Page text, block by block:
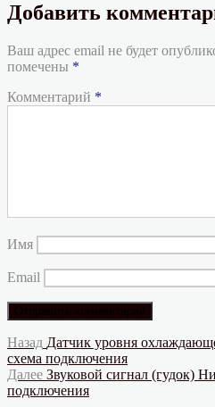
Добавить
Ваш адрес email не будет
помечены *
Комментарий *
Имя
Email
Навигация
по
записям
Назад Предыдущая
запись:
Датчик уровня
схема подключения
Далее Следующая
запись:
Звуковой сигнал (гудок)
подключения